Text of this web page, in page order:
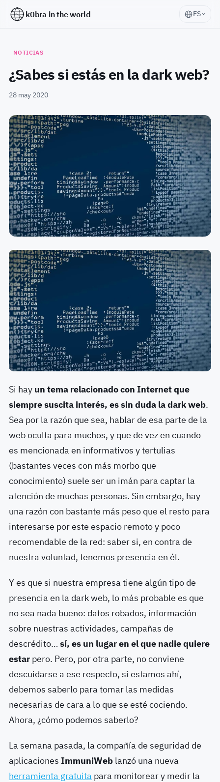
k0bra in the world ES
NOTICIAS
¿Sabes si estás en la dark web?
28 may 2020
Si hay un tema relacionado con Internet que
siempre suscita interés, es sin duda la dark web.
Sea por la razón que sea, hablar de esa parte de la
web oculta para muchos, y que de vez en cuando
es mencionada en informativos y tertulias
(bastantes veces con más morbo que
conocimiento) suele ser un imán para captar la
atención de muchas personas. Sin embargo, hay
una razón con bastante más peso que el resto para
interesarse por este espacio remoto y poco
recomendable de la red: saber si, en contra de
nuestra voluntad, tenemos presencia en él.
Y es que si nuestra empresa tiene algún tipo de
presencia en la dark web, lo más probable es que
no sea nada bueno: datos robados, información
sobre nuestras actividades, campañas de
descrédito… sí, es un lugar en el que nadie quiere
estarpero. Pero, por otra parte, no conviene
descuidarse a ese respecto, si estamos ahí,
debemos saberlo para tomar las medidas
necesarias de cara a lo que se esté cociendo.
Ahora, ¿cómo podemos saberlo?
La semana pasada, la compañía de seguridad de
aplicaciones ImmuniWeblanzó una nueva
herramienta gratuita para monitorear y medir la